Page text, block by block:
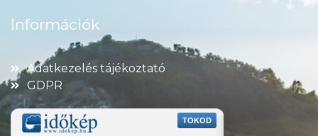
Információk
Adatkezelés tájékoztató
GDPR